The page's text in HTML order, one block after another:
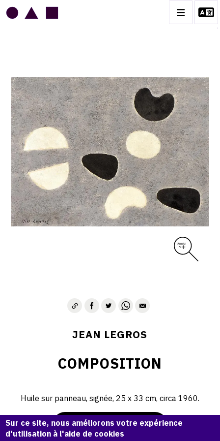
JEAN LEGROS
BIOGRAPHIE
CATALOGUE DES OEUVRES
GRUES DE BEAUBOURG
OEUVRES ANCIENNES
RONDS MUSICAUX
TOILES À BANDES
TÔLES ÉMAILLÉES
CONTACT
JEAN LEGROS
COMPOSITION
Huile sur panneau, signée, 25 x 33 cm, circa 1960.
Demande d'information
Sur ce site, nous améliorons votre expérience
d'utilisation à l'aide de cookies